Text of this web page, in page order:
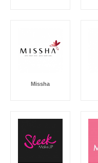
Missha